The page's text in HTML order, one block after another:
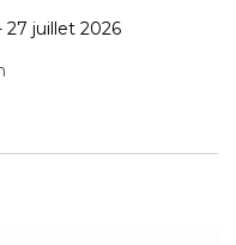
juillet 2026